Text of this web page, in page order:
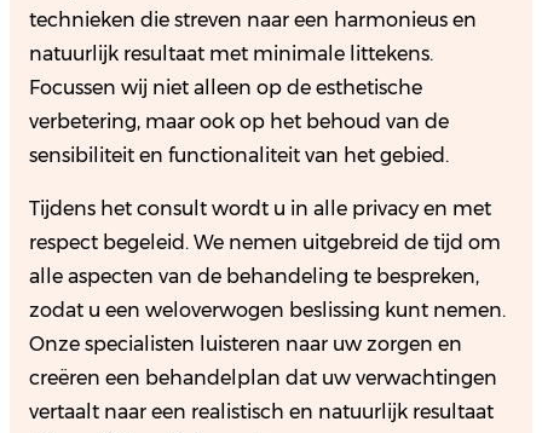
technieken die streven naar een harmonieus en
natuurlijk resultaat met minimale littekens.
Focussen wij niet alleen op de esthetische
verbetering, maar ook op het behoud van de
sensibiliteit en functionaliteit van het gebied.
Tijdens het consult wordt u in alle privacy en met
respect begeleid. We nemen uitgebreid de tijd om
alle aspecten van de behandeling te bespreken,
zodat u een weloverwogen beslissing kunt nemen.
Onze specialisten luisteren naar uw zorgen en
creëren een behandelplan dat uw verwachtingen
vertaalt naar een realistisch en natuurlijk resultaat